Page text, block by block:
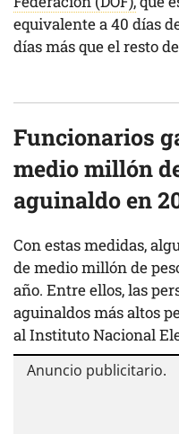
equivalente a 40 días
días más que el resto
Funcionarios
medio millón
aguinaldo en
Con estas medidas,
de medio millón de
año. Entre ellos, las
aguinaldos más altos
al Instituto Nacional